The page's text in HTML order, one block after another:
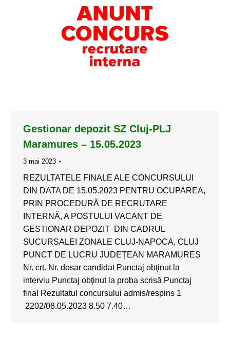
Gestionar depozit SZ Cluj-PLJ
Maramures – 15.05.2023
3 mai 2023
REZULTATELE FINALE ALE CONCURSULUI
DIN DATA DE 15.05.2023 PENTRU OCUPAREA,
PRIN PROCEDURĂ DE RECRUTARE
INTERNĂ, A POSTULUI VACANT DE
GESTIONAR DEPOZIT DIN CADRUL
SUCURSALEI ZONALE CLUJ-NAPOCA, CLUJ
PUNCT DE LUCRU JUDEȚEAN MARAMUREȘ
Nr. crt. Nr. dosar candidat Punctaj obţinut la
interviu Punctaj obţinut la proba scrisă Punctaj
final Rezultatul concursului admis/respins 1
2202/08.05.2023 8.50 7.40…